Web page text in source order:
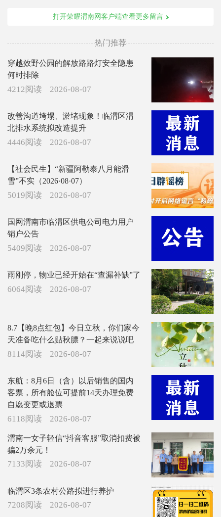
打开荣耀渭南网客户端查看更多留言
热门推荐
穿越效野公园的解放路路灯安全隐患
何时排除
4212阅读 2026-08-07
改善沟道垮塌、淤堵现象！临渭区渭
北排水系统拟改造提升
4446阅读 2026-08-07
【社会民生】“新疆阿勒泰八月能滑
雪”不实（2026·08·07）
5019阅读 2026-08-07
国网渭南市临渭区供电公司电力用户
销户公告
5409阅读 2026-08-07
雨刚停，物业已经开始在“查漏补缺”了
6064阅读 2026-08-07
8.7【晚8点红包】今日立秋，你们家今
天准备吃什么贴秋膘？一起来说说吧
8114阅读 2026-08-07
东航：8月6日（含）以后销售的国内
客票，所有舱位可提前14天办理免费
自愿变更或退票
6118阅读 2026-08-07
渭南一女子轻信“抖音客服”取消扣费被
骗2万余元！
7133阅读 2026-08-07
临渭区3条农村公路拟进行养护
7208阅读 2026-08-07